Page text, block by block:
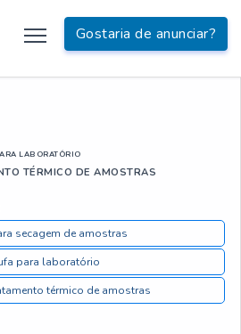
Gostaria de anunciar?
LABORATÓRIO
TÉRMICO DE AMOSTRAS
secagem de amostras
para laboratório
térmico de amostras